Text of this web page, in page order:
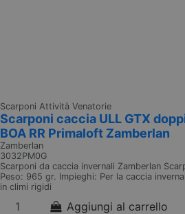
Scarponi Attività Venatorie
Scarponi caccia ULL GTX
BOA RR Primaloft Zamberlan
Zamberlan
3032PM0G
Scarponi da caccia invernali Zamberlan
Peso: 965 gr. Impieghi: Per la caccia
in climi rigidi
Aggiungi al carrello